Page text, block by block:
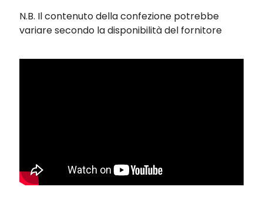
N.B. Il contenuto della confezione potrebbe
variare secondo la disponibilità del fornitore